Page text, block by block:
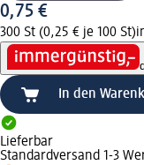
0,75 €
300 St (0,25 € je 100 St)
In den
Lieferbar
Standardversand 1-3